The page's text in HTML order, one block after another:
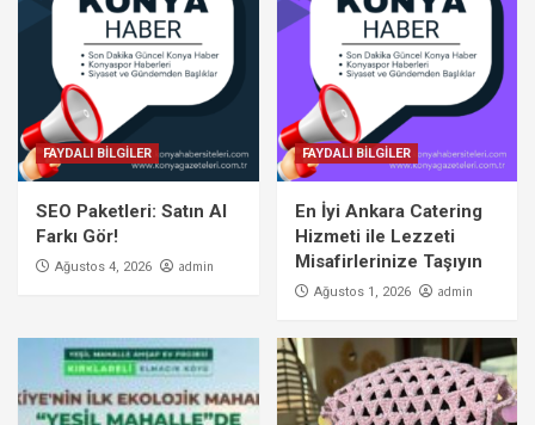
FAYDALI BİLGİLER
SEO Paketleri: Satın Al
Farkı Gör!
Ağustos 4, 2026 admin
FAYDALI BİLGİLER
En İyi Ankara Catering
Hizmeti ile Lezzeti
Misafirlerinize Taşıyın
Ağustos 1, 2026 admin